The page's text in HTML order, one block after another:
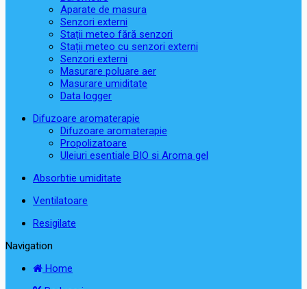
Aparate de masura
Senzori externi
Stații meteo fără senzori
Stații meteo cu senzori externi
Senzori externi
Masurare poluare aer
Masurare umiditate
Data logger
Difuzoare aromaterapie
Difuzoare aromaterapie
Propolizatoare
Uleiuri esentiale BIO si Aroma gel
Absorbtie umiditate
Ventilatoare
Resigilate
Navigation
Home